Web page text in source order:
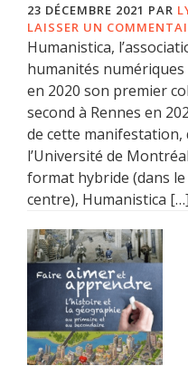
23 DÉCEMBRE 2021 PAR
LAISSER UN
Humanistica,
humanités numériques
en 2020 son premier
second à Rennes en
de cette manifestation,
l’Université de
format hybride (dans
centre), Humanistica […]